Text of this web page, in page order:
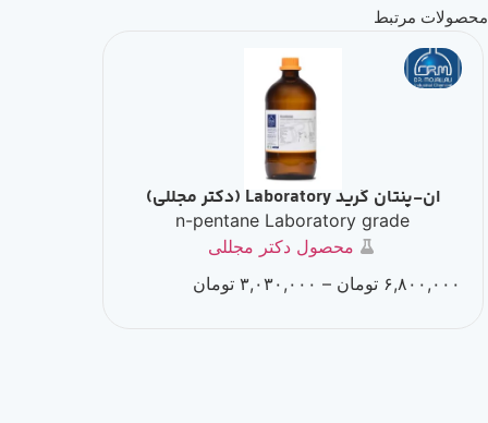
محصولات مرتبط
ان-پنتان گرید Laboratory (دکتر مجللی)
n-pentane Laboratory grade
محصول دکتر مجللی
۶,۸۰۰,۰۰۰ تومان – ۳,۰۳۰,۰۰۰ تومان